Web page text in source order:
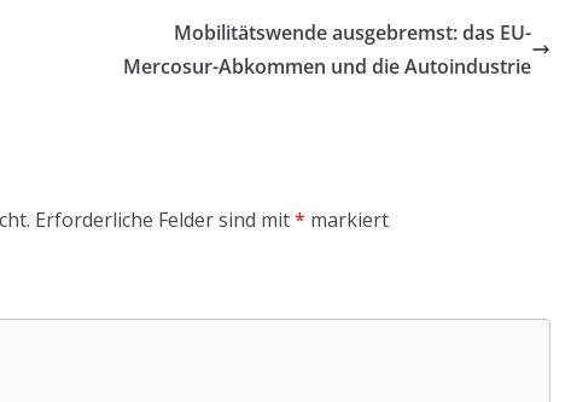
Mobilitätswende ausgebremst: das EU-
Mercosur-Abkommen und die Autoindustrie
Erforderliche Felder sind mit* markiert